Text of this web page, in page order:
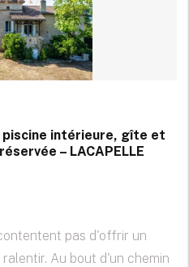
piscine intérieure, gîte et
– LACAPELLE
pas d'offrir un
Au bout d'un chemin